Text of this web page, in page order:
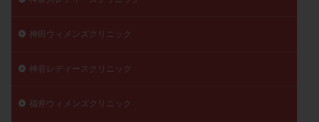
神田ウィメンズクリニック
神谷レディースクリニック
福井ウィメンズクリニック